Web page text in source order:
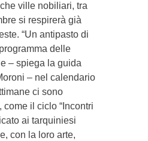
ville nobiliari, tra
si respirerà già
“Un antipasto di
delle
– spiega la guida
– nel calendario
ci sono
come il ciclo “Incontri
ai tarquiniesi
con la loro arte,